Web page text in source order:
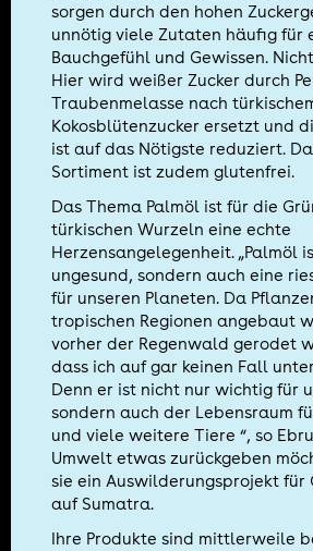
sorgen durch den hohen
unnötig viele Zutaten häufig für
Bauchgefühl und Gewissen.
Hier wird weißer Zucker durch
Traubenmelasse nach
Kokosblütenzucker ersetzt und
ist auf das Nötigste reduziert.
Sortiment ist zudem glutenfrei.
Das Thema Palmöl ist für die
türkischen Wurzeln eine echte
Herzensangelegenheit. „Palmöl
ungesund, sondern auch eine
für unseren Planeten. Da
tropischen Regionen angebaut
vorher der Regenwald gerodet
dass ich auf gar keinen Fall
Denn er ist nicht nur wichtig für
sondern auch der Lebensraum
und viele weitere Tiere “, so
Umwelt etwas zurückgeben
sie ein Auswilderungsprojekt für
auf Sumatra.
Ihre Produkte sind mittlerweile